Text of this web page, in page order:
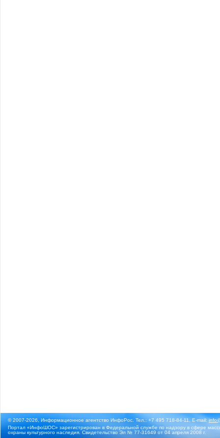
© 2007-2026, Информационное агентство ИнфоРос. Тел.: +7 495 718-84-11, E-mail:
Портал «ИнфоШОС» зарегистрирован в Федеральной службе по надзору в сфере
охраны культурного наследия. Свидетельство Эл № 77-31649 от 04 апреля 2008 г.